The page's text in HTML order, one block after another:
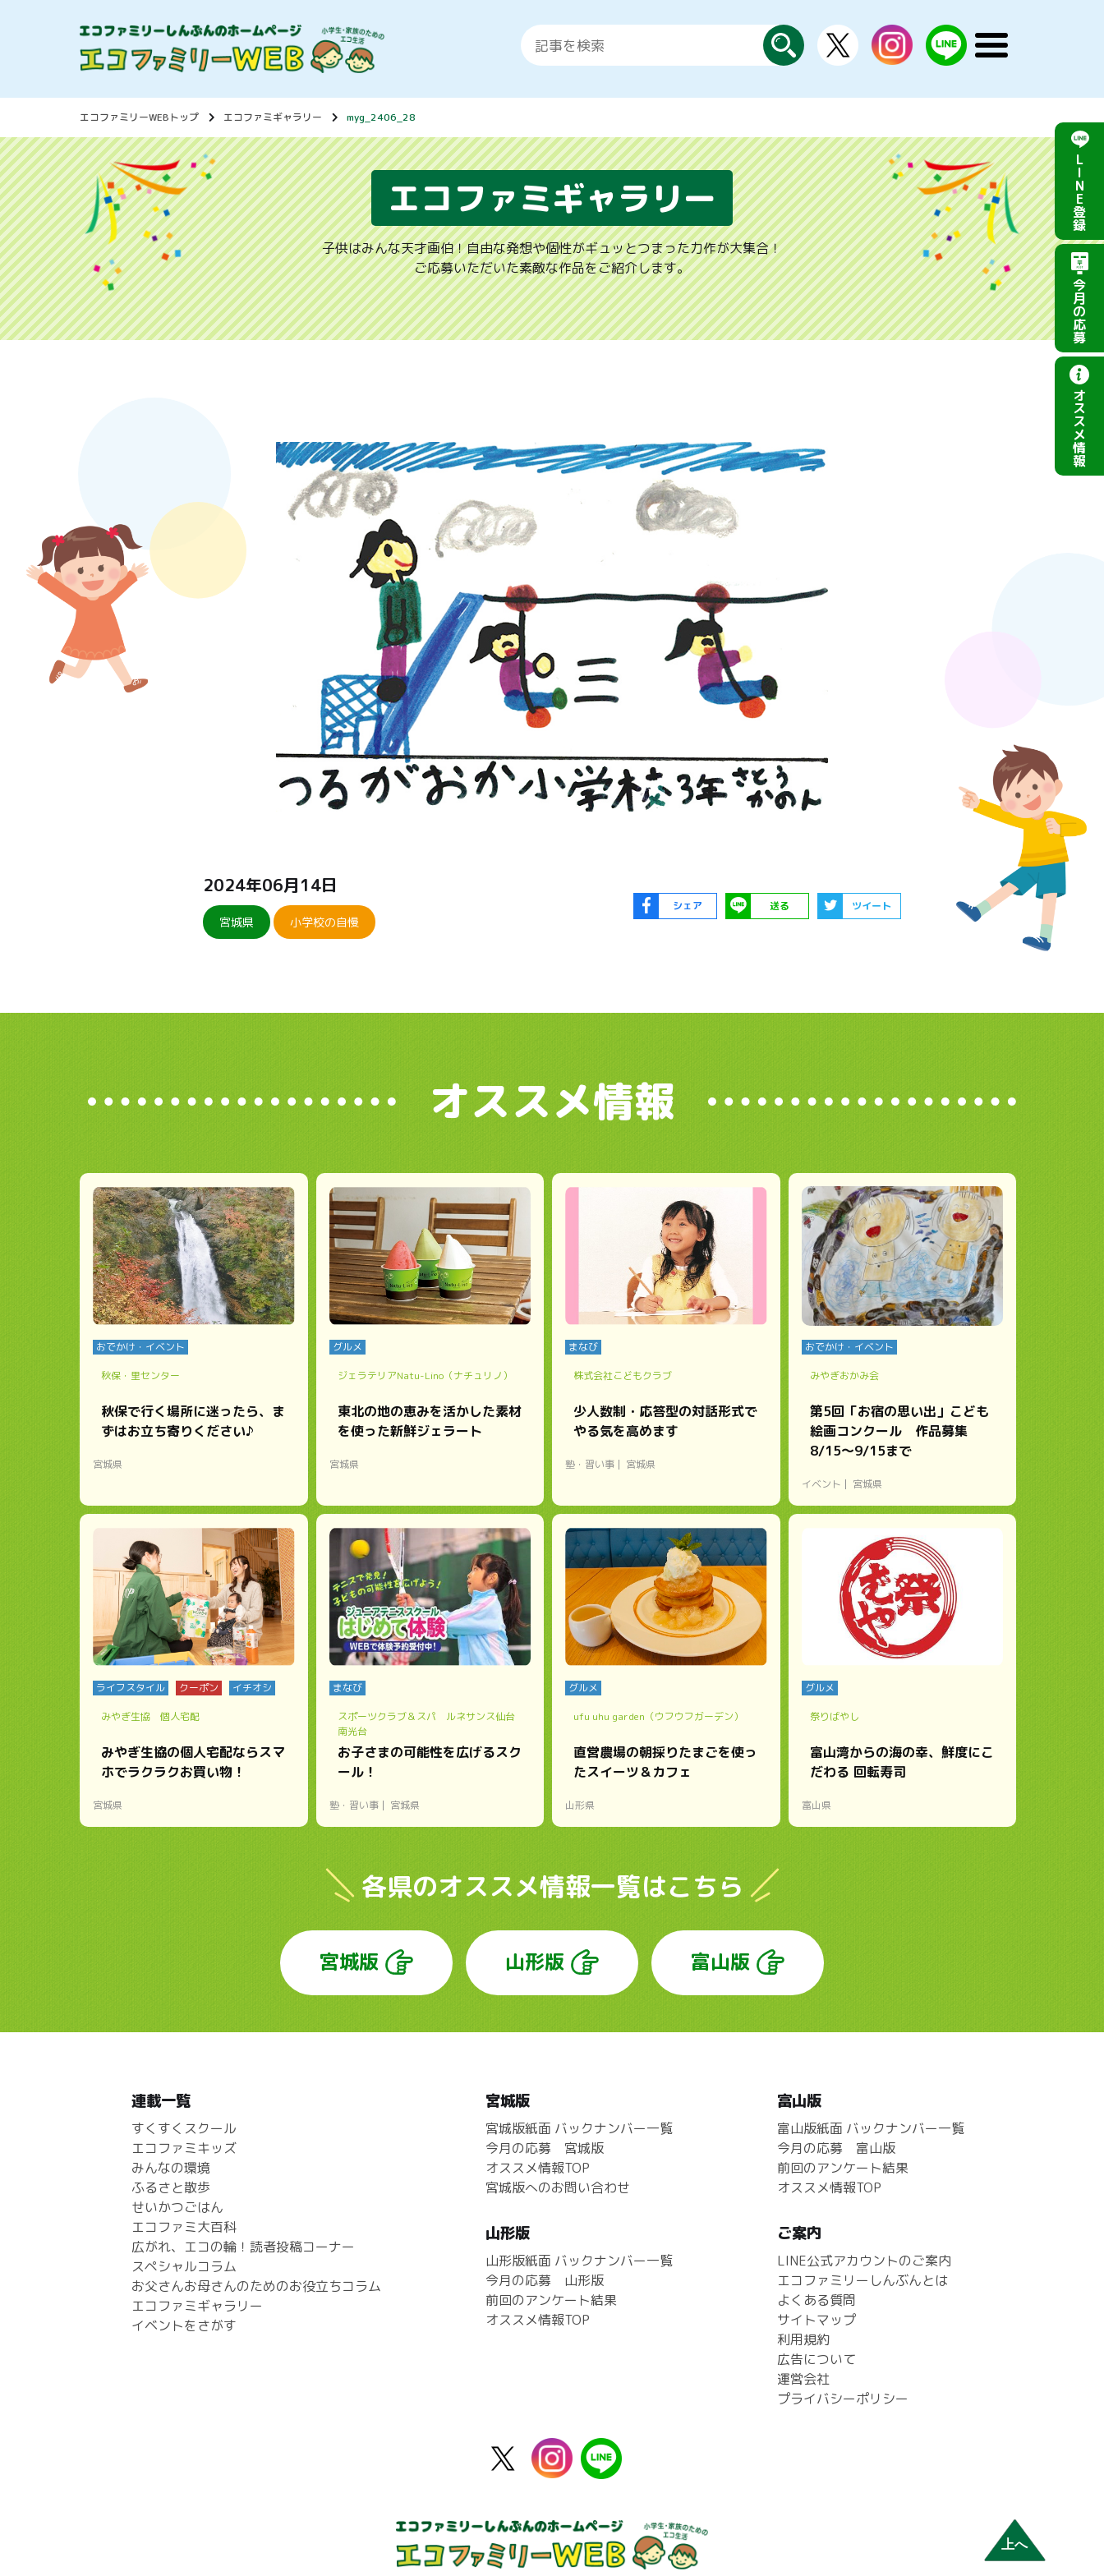
探
す
instagram LINE
公
メ
く
エコファミリーWEBトップ エコファミギャラリー myg_2406_28
エコファミギャラリー
子供はみんな天才画伯！自由な発想や個性がギュッとつまった力作が大集合！
ご応募いただいた素敵な作品をご紹介します。
2024年06月14日
宮城県 小学校の自慢
シェア 送る ツイート
オススメ情報
おでかけ・イベント
秋保・里センター
秋保で行く場所に迷ったら、ま
ずはお立ち寄りください♪
宮城県
グルメ
ジェラテリアNatu-Lino（ナチュリノ）
東北の地の恵みを活かした素材
を使った新鮮ジェラート
宮城県
まなび
株式会社こどもクラブ
少人数制・応答型の対話形式で
やる気を高めます
塾・習い事 宮城県
おでかけ・イベント
みやぎおかみ会
第5回「お宿の思い出」こども
絵画コンクール 作品募集
8/15～9/15まで
イベント 宮城県
ライフスタイル クーポン イチオシ
みやぎ生協 個人宅配
みやぎ生協の個人宅配ならスマ
ホでラクラクお買い物！
宮城県
まなび
スポーツクラブ＆スパ ルネサンス仙台
南光台
お子さまの可能性を広げるスク
ール！
塾・習い事 宮城県
グルメ
ufu uhu garden（ウフウフガーデン）
直営農場の朝採りたまごを使っ
たスイーツ＆カフェ
山形県
グルメ
祭りばやし
富山湾からの海の幸、鮮度にこ
だわる 回転寿司
富山県
各県のオススメ情報一覧はこちら
宮城版 山形版 富山版
L
I
N
E
登
録
今
月
の
応
募
オ
ス
ス
メ
情
報
連載一覧
すくすくスクール
エコファミキッズ
みんなの環境
ふるさと散歩
せいかつごはん
エコファミ大百科
広がれ、エコの輪！読者投稿コーナー
スペシャルコラム
お父さんお母さんのためのお役立ちコラム
エコファミギャラリー
イベントをさがす
宮城版
宮城版紙面 バックナンバー一覧
今月の応募 宮城版
オススメ情報TOP
宮城版へのお問い合わせ
山形版
山形版紙面 バックナンバー一覧
今月の応募 山形版
前回のアンケート結果
オススメ情報TOP
富山版
富山版紙面 バックナンバー一覧
今月の応募 富山版
前回のアンケート結果
オススメ情報TOP
ご案内
LINE公式アカウントのご案内
エコファミリーしんぶんとは
よくある質問
サイトマップ
利用規約
広告について
運営会社
プライバシーポリシー
instagram
上へ